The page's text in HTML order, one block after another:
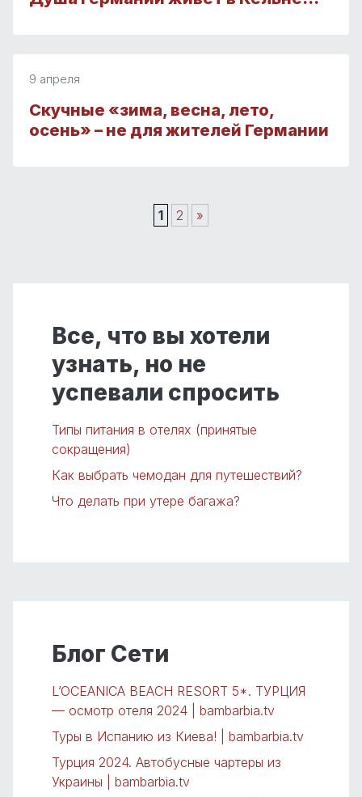
9 апреля
Скучные «зима, весна, лето,
осень» – не для жителей Германии
1 2 »
Все, что вы хотели
узнать, но не
успевали спросить
Типы питания в отелях (принятые
сокращения)
Как выбрать чемодан для путешествий?
Что делать при утере багажа?
Блог Сети
L’OCEANICA BEACH RESORT 5*. ТУРЦИЯ
— осмотр отеля 2024 | bambarbia.tv
Туры в Испанию из Киева! | bambarbia.tv
Турция 2024. Автобусные чартеры из
Украины | bambarbia.tv